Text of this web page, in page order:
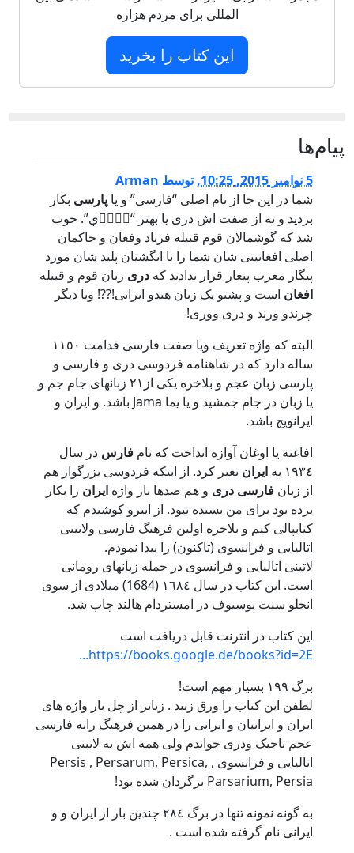
المللی برای مردم هزاره
این کتاب را بخرید
پيام‌ها
5 نوامبر 2015, 10:25 ,توسط Arman
شما در اين جا از نام اصلى “فارسى” و يا پارسى بکار
برديد و نه از صفت اش درى يا بهتر “دٙرٙي”. خوب
شد که گوشمالان قوم قبيله فرياد وفغان و حاکمان
اصلى افغانيتى شان شما را با انگشتان پليد شان مورد
پيگار معرب پيغار قرار ندادند که درى زبان قوم و قبيله
افغان است و پشتو يک زبان هندو ايرانى!??! ويا ديگر
چرندو ورند و درى وورى!
البته که واژه تعريف ويا صفت فارسى قدامت ١١٥٠
ساله دارد که در شاهنامه فردوسى درى و فارسى و
پارسى زبان عجم و بلاخره يکى از٢١ زبانهاى جام جم و
يا زبان در جام جمشيد و يا يما Jama باشد. و ايران و
ايرانويچ باشد.
افاغنه يا اوغان آوازه انداخت که نام فارس در سال
١٩٣٤ به
ايران تغير کرد. از اينکه فردوسى بزرگوار هم
از زبان فارسى درى و هم صدها بار واژه ايران را بکار
برده بود براى من بسنده نبود. از اينرو کوشيدم که
کتابپالى کنم و بلاخره اولين فرهنگ فارسى ولاتينى
اتاليايى و فرانسوى (تاکنون) را پيدا نمودم.
لاتينى اتاليايى و فرانسوى در جمله زبانهاى رومانى
است. اين کتاب در سال ١٦٨٤ (1684) ميلادى از سوى
انجلو سنت يوسيوف در امستردام هالند چاپ شد.
اين کتاب در انترنت قابل دريافت است
https://books.google.de/books?id=2E...
برگ ١٩٩ بسيار مهم است!
لطفن اين کتاب را ورق زنيد . زياتر از چل بار واژه هاى
ايران و ايرانيان و ايرانى را در همين فرهنگ رابه فارسى
عجم تاجيک ودرى خواندم ولى همه اش به لاتينى
اتاليايى و فرانسوى , Persis , Persarum, Persica,
Parsarium, Persia برگردان شده بود!
به گونه نمونه تنها در برگ ٢٨٤ چندين بار از ايران و و
ايرانى نام گرفته شده است .